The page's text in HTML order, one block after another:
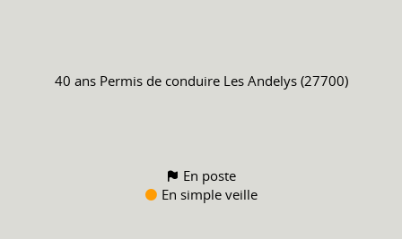
40 ans Permis de conduire Les Andelys (27700)
En poste
En simple veille